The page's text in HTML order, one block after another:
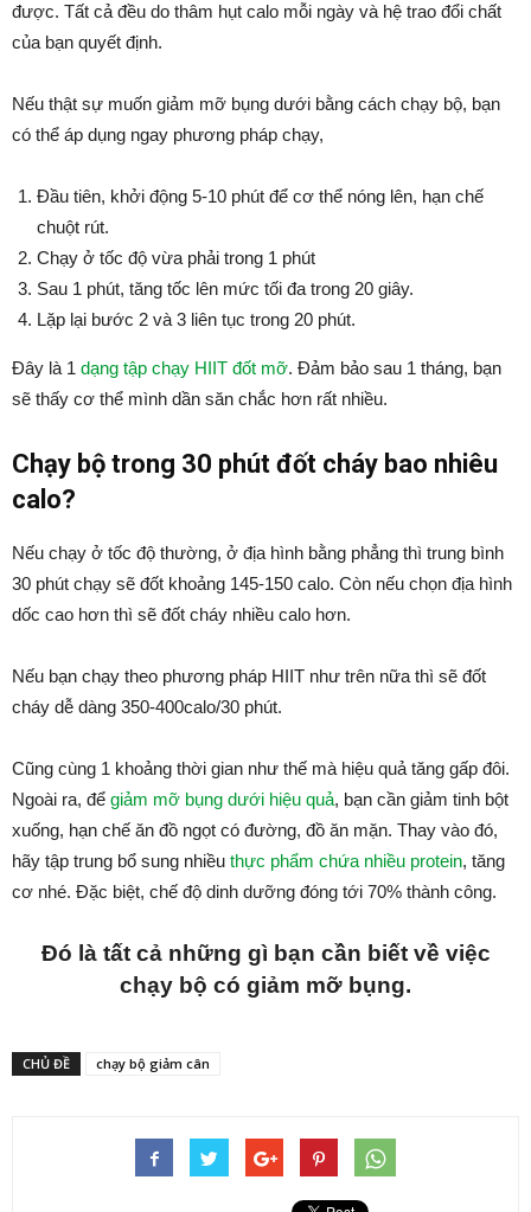
được. Tất cả đều do thâm hụt calo mỗi ngày và hệ trao đổi chất
của bạn quyết định.
Nếu thật sự muốn giảm mỡ bụng dưới bằng cách chạy bộ, bạn
có thể áp dụng ngay phương pháp chạy,
Đầu tiên, khởi động 5-10 phút để cơ thể nóng lên, hạn chế
chuột rút.
Chạy ở tốc độ vừa phải trong 1 phút
Sau 1 phút, tăng tốc lên mức tối đa trong 20 giây.
Lặp lại bước 2 và 3 liên tục trong 20 phút.
Đây là 1 dạng tập chạy HIIT đốt mỡ. Đảm bảo sau 1 tháng, bạn
sẽ thấy cơ thể mình dần săn chắc hơn rất nhiều.
Chạy bộ trong 30 phút đốt cháy bao nhiêu
calo?
Nếu chạy ở tốc độ thường, ở địa hình bằng phẳng thì trung bình
30 phút chạy sẽ đốt khoảng 145-150 calo. Còn nếu chọn địa hình
dốc cao hơn thì sẽ đốt cháy nhiều calo hơn.
Nếu bạn chạy theo phương pháp HIIT như trên nữa thì sẽ đốt
cháy dễ dàng 350-400calo/30 phút.
Cũng cùng 1 khoảng thời gian như thế mà hiệu quả tăng gấp đôi.
Ngoài ra, để giảm mỡ bụng dưới hiệu quả, bạn cần giảm tinh bột
xuống, hạn chế ăn đồ ngọt có đường, đồ ăn mặn. Thay vào đó,
hãy tập trung bổ sung nhiều thực phẩm chứa nhiều protein, tăng
cơ nhé. Đặc biệt, chế độ dinh dưỡng đóng tới 70% thành công.
Đó là tất cả những gì bạn cần biết về việc
chạy bộ có giảm mỡ bụng.
CHỦ ĐỀ chạy bộ giảm cân